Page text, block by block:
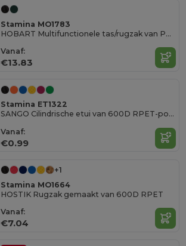
Stamina MO1783
HOBART Multifunctionele tas/rugzak van PU met 600D Ripstop polyester
Vanaf:
€13.83
Stamina ET1322
SANGO Cilindrische etui van 600D RPET-polyester in effen kleuren en bijpassende rits
Vanaf:
€0.99
+1
Stamina MO1664
HOSTIK Rugzak gemaakt van 600D RPET
Vanaf:
€7.04